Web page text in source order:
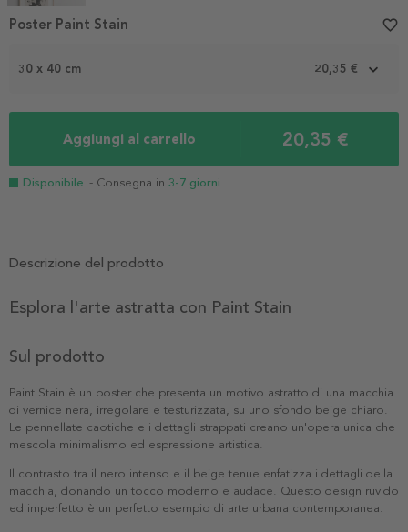
1
30 x 40 cm 20,35 €
Aggiungi al carrello 20,35 €
Disponibile - Consegna in 3-7 giorni
Poster Paint Stain favorite_border
Descrizione del prodotto
Esplora l'arte astratta con Paint Stain
Sul prodotto
Paint Stain è un poster che presenta un motivo astratto di una macchia
di vernice nera, irregolare e testurizzata, su uno sfondo beige chiaro.
Le pennellate caotiche e i dettagli strappati creano un'opera unica che
mescola minimalismo ed espressione artistica.
Il contrasto tra il nero intenso e il beige tenue enfatizza i dettagli della
macchia, donando un tocco moderno e audace. Questo design ruvido
ed imperfetto è un perfetto esempio di arte urbana contemporanea.